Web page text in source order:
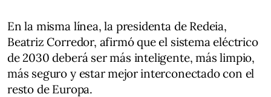
En la misma línea, la presidenta de Redeia,
Beatriz Corredor, afirmó que el sistema eléctrico
de 2030 deberá ser más inteligente, más limpio,
más seguro y estar mejor interconectado con el
resto de Europa.